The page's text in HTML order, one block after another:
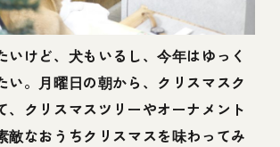
いけど、犬もいるし、今年はゆっく
い。月曜日の朝から、クリスマスク
、クリスマスツリーやオーナメント
敵なおうちクリスマスを味わってみ